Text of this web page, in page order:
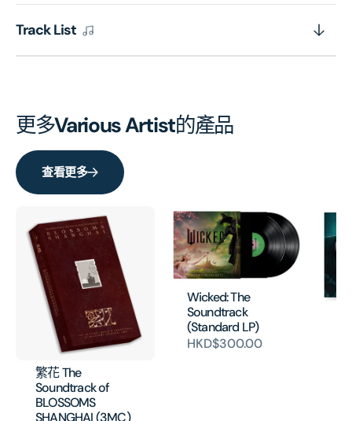
Track List
更多Various Artist的產品
查看更多
繁花 The
Soundtrack of
BLOSSOMS
SHANGHAI (3MC)
Wicked: The
Soundtrack
(Standard LP)
HKD$300.00